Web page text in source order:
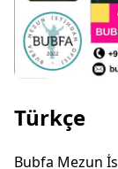
Türkçe
Bubfa Mezun